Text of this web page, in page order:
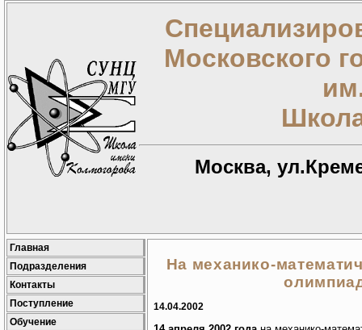
Московского
Москва,
Главная
Подразделения
Контакты
Поступление
Обучение
На механико-
14.04.2002